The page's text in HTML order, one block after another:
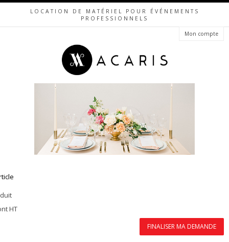
LOCATION DE MATÉRIEL POUR ÉVÉNEMENTS
PROFESSIONNELS
Mon compte
HT
FINALISER MA DEMANDE